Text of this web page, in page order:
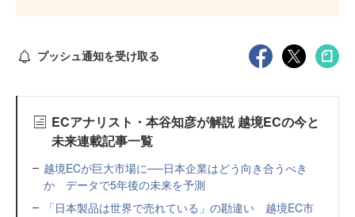
プッシュ通知を受け取る
ECアナリスト・本谷知彦が解説 越境ECの今と
未来連載記事一覧
越境ECが巨大市場に──日本企業はどう向き合うべき
か データで5年後の未来を予測
「日本製品は世界で売れている」の勘違い 越境EC市